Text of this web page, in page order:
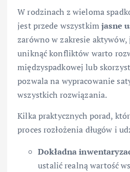
W rodzinach z wieloma
jest przede wszystkimjasne
zarówno w zakresie
uniknąć konfliktów warto
międzyspadkowej lub
pozwala na wypracowanie
wszystkich rozwiązania.
Kilka praktycznych porad,
proces rozłożenia długów i
Dokładna
ustalić realną wartość